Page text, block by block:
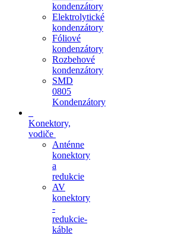
kondenzátory
Elektrolytické
kondenzátory
Fóliové
kondenzátory
Rozbehové
kondenzátory
SMD
0805
Kondenzátory
Konektory,
vodiče
Anténne
konektory
a
redukcie
AV
konektory
-
redukcie-
káble